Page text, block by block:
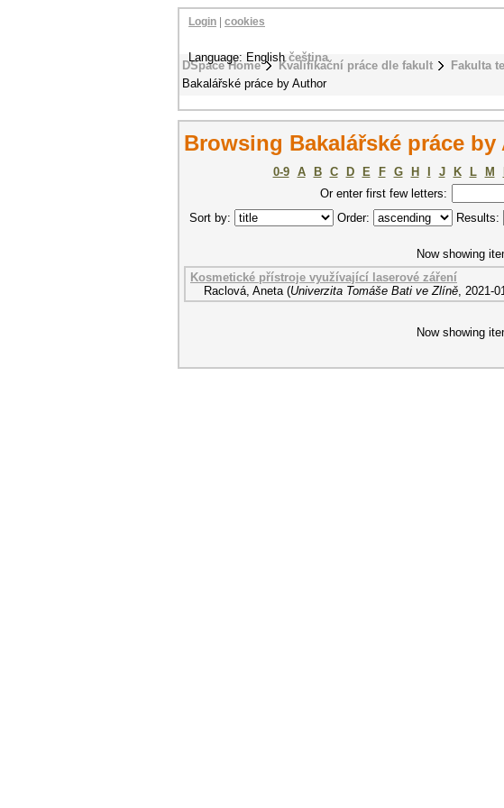
DSpace Home Kvalifikační práce dle fakult Fakulta
Bakalářské práce by Author
Login cookies
Language: Englishčeština
Browsing Bakalářské práce
0-9 A B C D E F G H J K L M
Or enter first few letters:
Sort by:
Order: Results:
Now showing
Kosmetické přístroje využívající laserové záření
Raclová, Aneta (Univerzita Tomáše Bati ve Zlíně, 2021-
Now showing